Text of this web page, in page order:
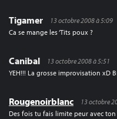
Tigamer
13 octobre 2008 à 5:09
Ca se mange les ‘Tits poux ?
Canibal
13 octobre 2008 à 5:51
YEH!!! La grosse improvisation xD
Rougenoirblanc
13 octobre
Des fois tu fais limite peur avec